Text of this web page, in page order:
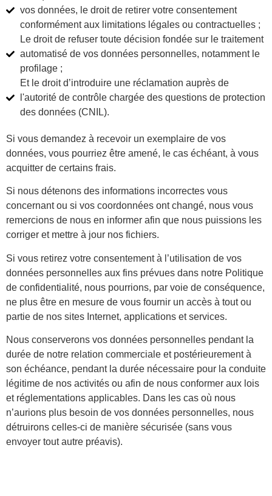
vos données, le droit de retirer votre consentement
conformément aux limitations légales ou contractuelles ;
Le droit de refuser toute décision fondée sur le traitement
automatisé de vos données personnelles, notamment le
profilage ;
Et le droit d’introduire une réclamation auprès de
l'autorité de contrôle chargée des questions de protection
des données (CNIL).
Si vous demandez à recevoir un exemplaire de vos
données, vous pourriez être amené, le cas échéant, à vous
acquitter de certains frais.
Si nous détenons des informations incorrectes vous
concernant ou si vos coordonnées ont changé, nous vous
remercions de nous en informer afin que nous puissions les
corriger et mettre à jour nos fichiers.
Si vous retirez votre consentement à l’utilisation de vos
données personnelles aux fins prévues dans notre Politique
de confidentialité, nous pourrions, par voie de conséquence,
ne plus être en mesure de vous fournir un accès à tout ou
partie de nos sites Internet, applications et services.
Nous conserverons vos données personnelles pendant la
durée de notre relation commerciale et postérieurement à
son échéance, pendant la durée nécessaire pour la conduite
légitime de nos activités ou afin de nous conformer aux lois
et réglementations applicables. Dans les cas où nous
n’aurions plus besoin de vos données personnelles, nous
détruirons celles-ci de manière sécurisée (sans vous
envoyer tout autre préavis).